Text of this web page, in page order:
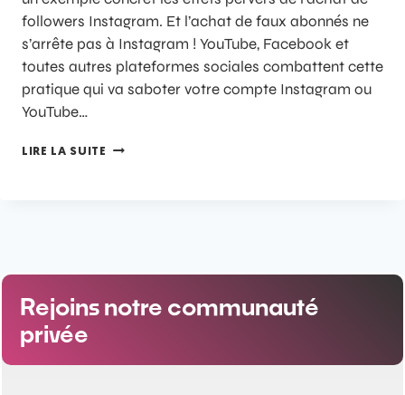
followers Instagram. Et l’achat de faux abonnés ne
s’arrête pas à Instagram ! YouTube, Facebook et
toutes autres plateformes sociales combattent cette
pratique qui va saboter votre compte Instagram ou
YouTube…
LIRE LA SUITE
Rejoins notre communauté
privée